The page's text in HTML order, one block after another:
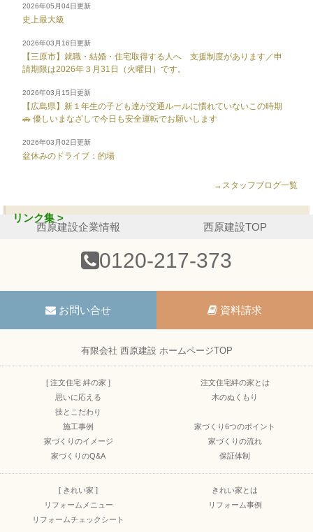
2026年05月04日更新
史上最大級
2026年03月16日更新
【三原市】就職・結婚・住宅取得する人へ 支援制度があります／申
請期限は2026年３月31日（火曜日）です。
2026年03月15日更新
【広島県】新１年生の子ども達が交通ルールに慣れていないこの時期
🚗 優しいまなざしで今日も安全運転でお願いします
2026年03月02日更新
盆休みのドライブ：的場
→スタッフブログ一覧
リンク集 >
西原建設企業情報 西原建設TOP
0120-217-373
お問い合せ 資料請求
有限会社 西原建設 ホームページTOP
[ 注文住宅 絆の家 ]
注文住宅絆の家とは
思いに応える
木のぬくもり
技とこだわり
施工事例
家づくり6つのポイント
家づくりのイメージ
家づくりの流れ
家づくりのQ&A
保証体制
[ きれい家 ]
きれい家とは
リフォームメニュー
リフォーム事例
リフォームチェックシート